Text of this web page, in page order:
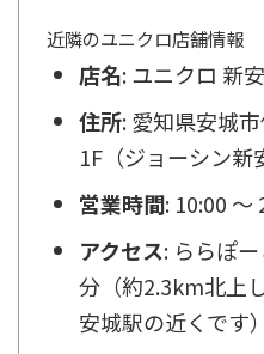
近隣のユニクロ店舗情報
店名: ユニクロ 新
住所: 愛知県安城
1F（ジョーシン新
営業時間: 10:00 〜
アクセス: ららぽ
分（約2.3km北上
安城駅の近くです）